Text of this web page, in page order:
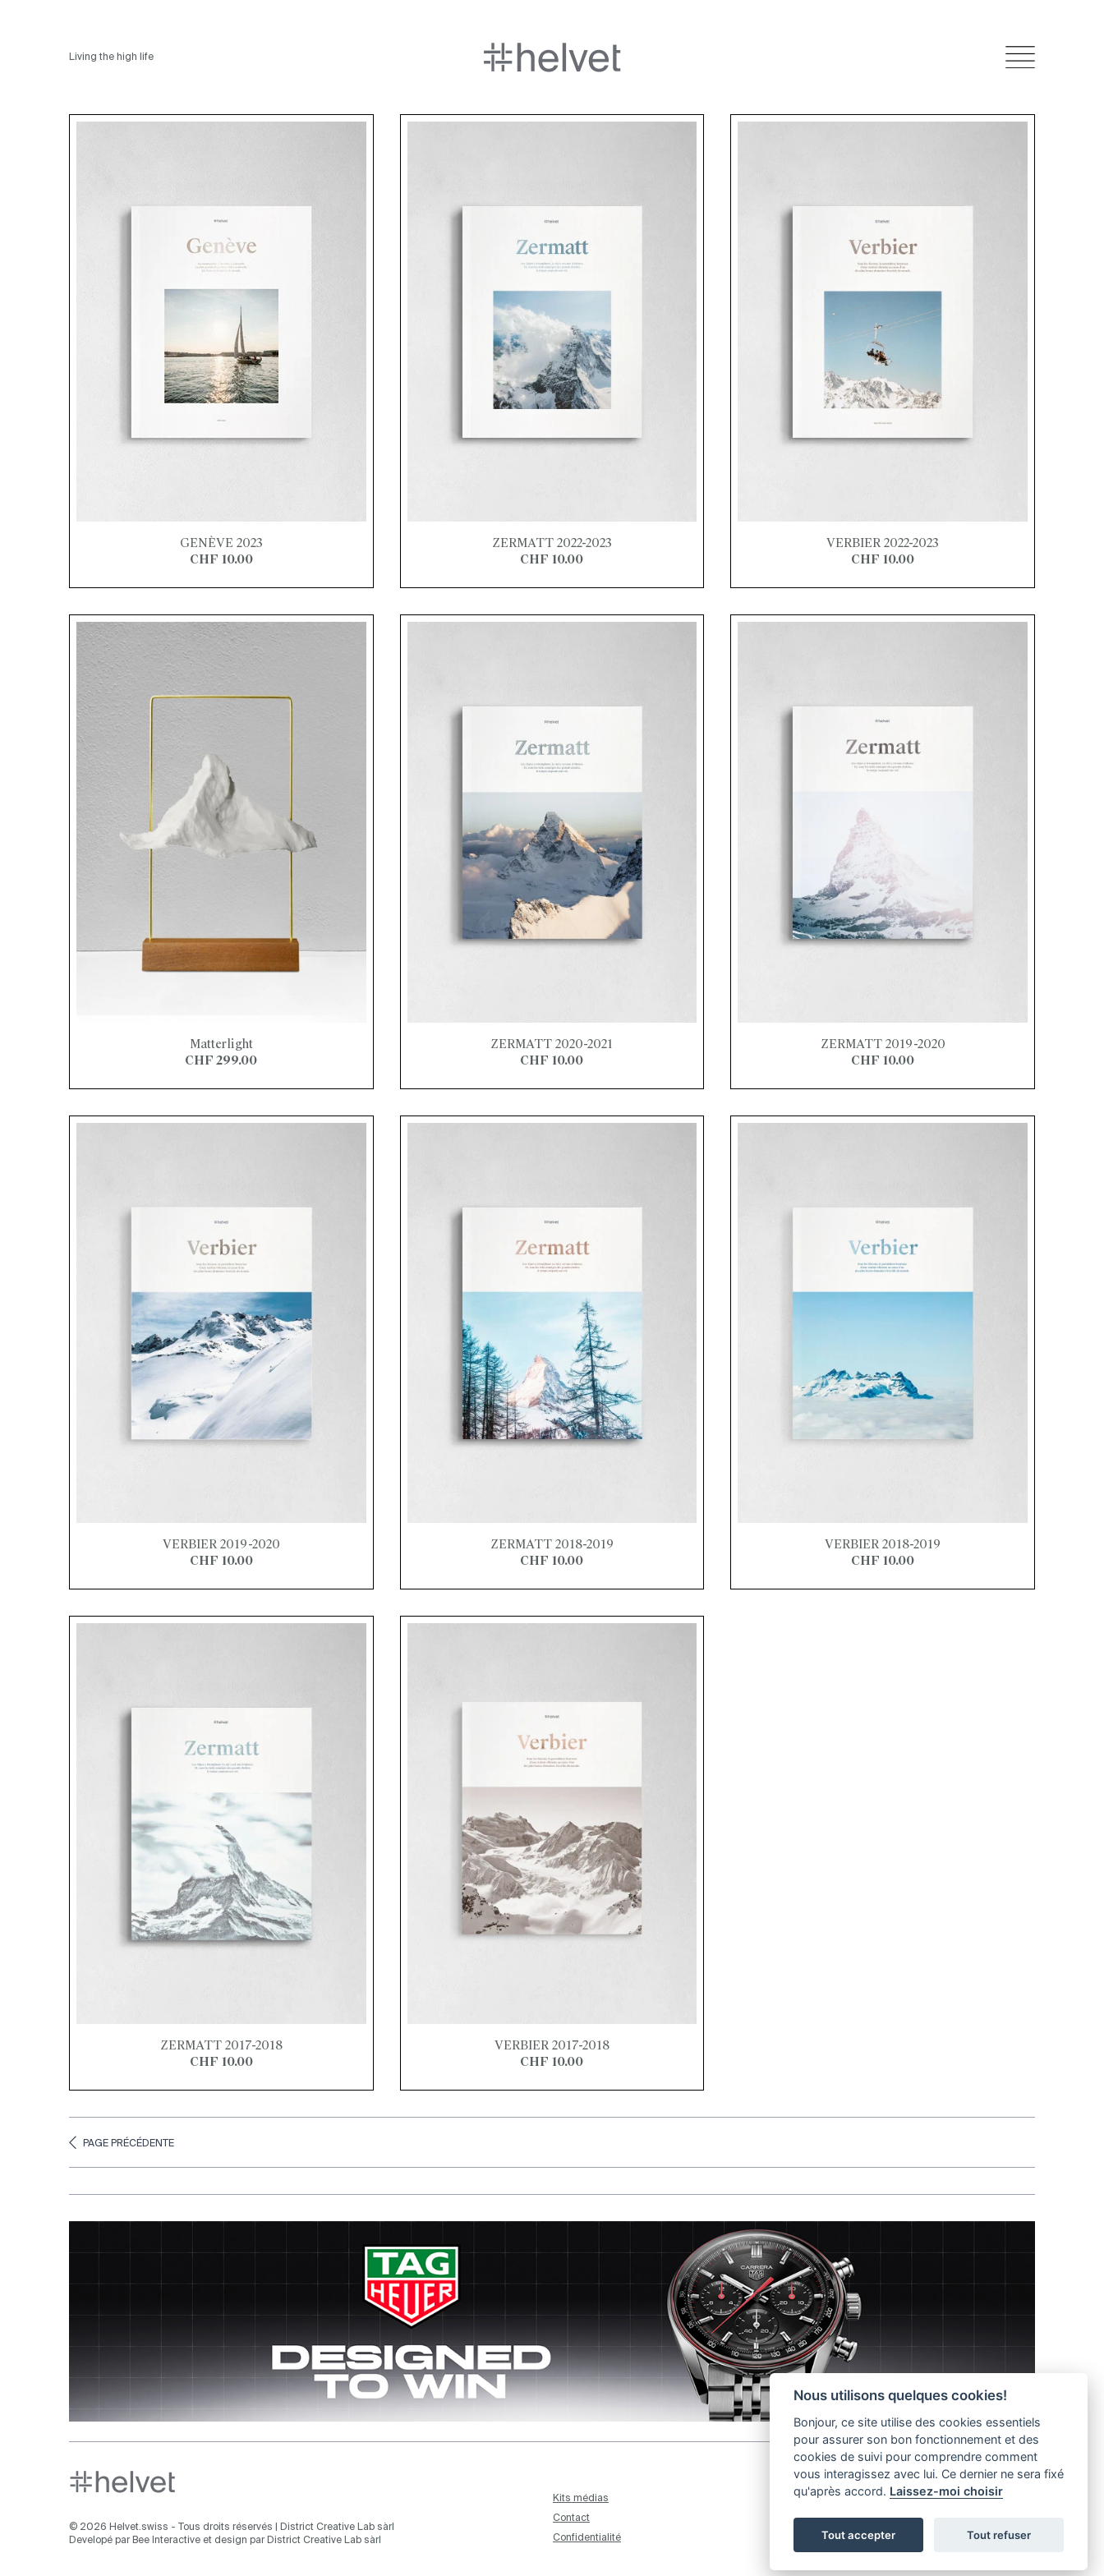
Living the high life
GENÈVE 2023
CHF 10.00
ZERMATT 2022-2023
CHF 10.00
VERBIER 2022-2023
CHF 10.00
Matterlight
CHF 299.00
ZERMATT 2020-2021
CHF 10.00
ZERMATT 2019-2020
CHF 10.00
VERBIER 2019-2020
CHF 10.00
ZERMATT 2018-2019
CHF 10.00
VERBIER 2018-2019
CHF 10.00
ZERMATT 2017-2018
CHF 10.00
VERBIER 2017-2018
CHF 10.00
PAGE PRÉCÉDENTE
© 2026 Helvet.swiss - Tous droits réservés |
District Creative Lab sàrl
Developé par Bee Interactive et design par District Creative Lab sàrl
Kits médias
Contact
Confidentialité
1003 Lausanne - Switzerland
info@helvet.swiss
Nous utilisons quelques cookies!
Bonjour, ce site utilise des cookies essentiels
pour assurer son bon fonctionnement et des
cookies de suivi pour comprendre comment
vous interagissez avec lui. Ce dernier ne sera fixé
qu'après accord. Laissez-moi choisir
Tout accepter Tout refuser